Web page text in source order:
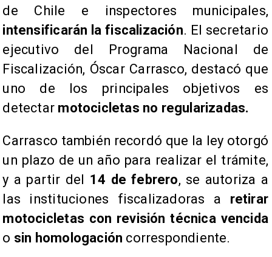
de Chile e inspectores municipales,
intensificarán la fiscalización. El secretario
ejecutivo del Programa Nacional de
Fiscalización, Óscar Carrasco, destacó que
uno de los principales objetivos es
detectar motocicletas no regularizadas.
Carrasco también recordó que la ley otorgó
un plazo de un año para realizar el trámite,
y a partir del 14 de febrero, se autoriza a
las instituciones fiscalizadoras a retirar
motocicletas con revisión técnica vencida
o sin homologación correspondiente.